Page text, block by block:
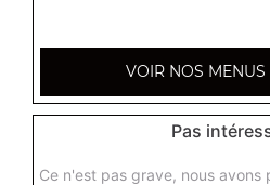
VOIR NOS MENUS
Pas
Ce n'est pas grave, nous